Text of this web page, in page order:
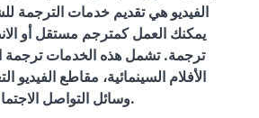
الفيديو هي تقديم خدمات الترجمة
يمكنك العمل كمترجم مستقل أو
ترجمة. تشمل هذه الخدمات ترجمة
الأفلام السينمائية، مقاطع الفيديو
وسائل التواصل الاجتماعي.